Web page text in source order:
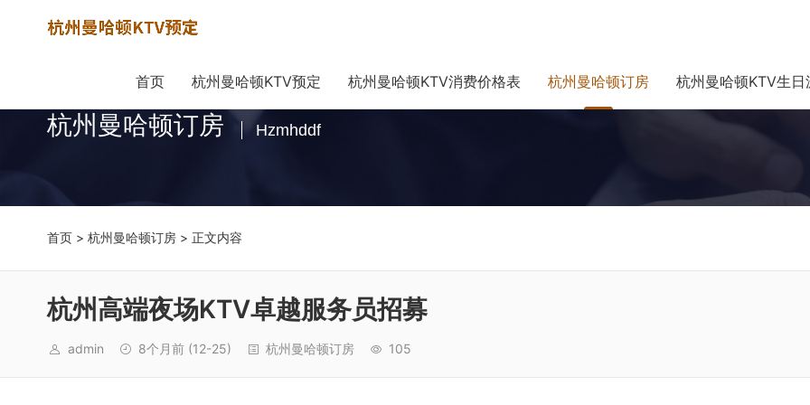
首页 杭州曼哈顿KTV预定 杭州曼哈顿KTV消费价格表 杭州曼哈顿订房 杭州曼哈顿KTV生日
杭州曼哈顿订房 Hzmhddf
首页 > 杭州曼哈顿订房 > 正文内容
杭州高端夜场KTV卓越服务员招募
admin 8个月前 (12-25) 杭州曼哈顿订房 105